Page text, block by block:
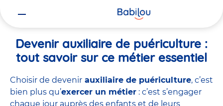
Devenir auxiliaire de puériculture :
tout savoir sur ce métier essentiel
Choisir de devenir auxiliaire de puériculture, c’est
bien plus qu’exercer un métier : c’est s’engager
chaque jour auprès des enfants et de leurs